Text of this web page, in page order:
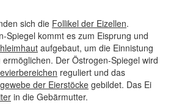
sich die Follikel der Eizellen.
Spiegel kommt es zum Eisprung und
aufgebaut, um die Einnistung
Der Östrogen-Spiegel wird
reguliert und das
der Eierstöckegebildet. Das Ei
in die Gebärmutter.